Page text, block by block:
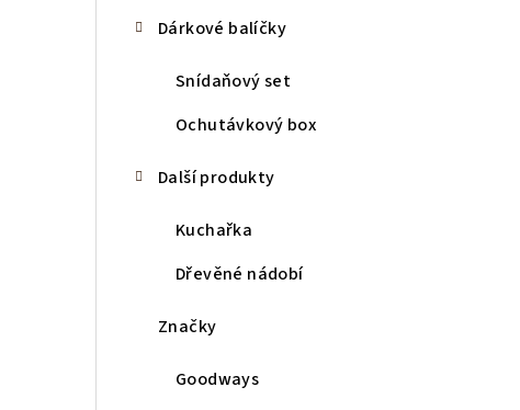
Dárkové balíčky
Snídaňový set
Ochutávkový box
Další produkty
Kuchařka
Dřevěné nádobí
Značky
Goodways